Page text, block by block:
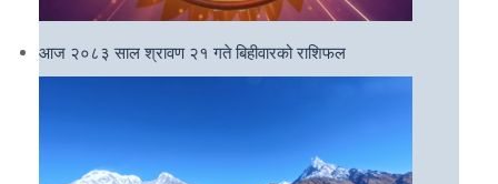
आज २०८३ साल श्रावण २१ गते बिहीवारको राशिफल